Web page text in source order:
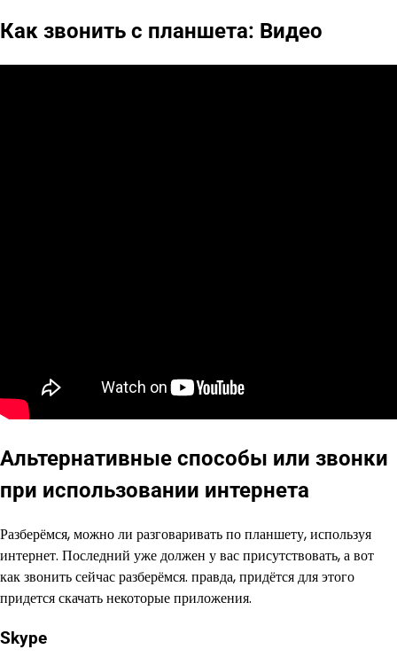
Как звонить с планшета: Видео
Альтернативные способы или звонки
при использовании интернета
Разберёмся, можно ли разговаривать по планшету, используя
интернет. Последний уже должен у вас присутствовать, а вот
как звонить сейчас разберёмся. правда, придётся для этого
придется скачать некоторые приложения.
Skype